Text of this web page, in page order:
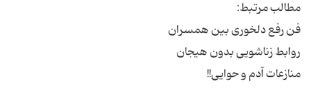
منازعات آدم و حوایی!!